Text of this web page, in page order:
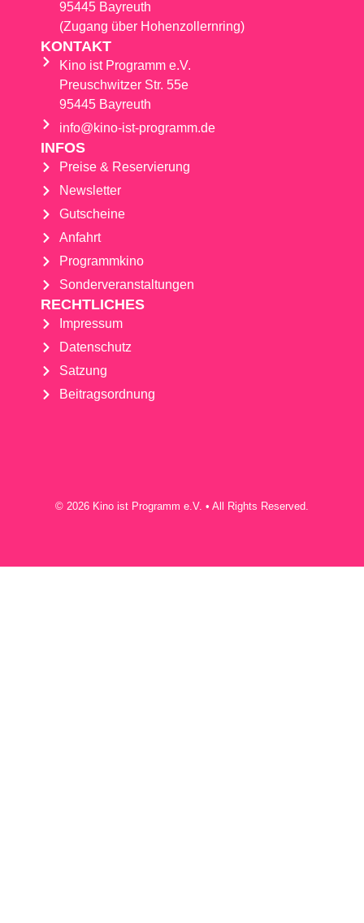
95445 Bayreuth
(Zugang über Hohenzollernring)
KONTAKT
Kino ist Programm e.V.
Preuschwitzer Str. 55e
95445 Bayreuth
info@kino-ist-programm.de
INFOS
Preise & Reservierung
Newsletter
Gutscheine
Anfahrt
Programmkino
Sonderveranstaltungen
RECHTLICHES
Impressum
Datenschutz
Satzung
Beitragsordnung
© 2026 Kino ist Programm e.V. • All Rights Reserved.